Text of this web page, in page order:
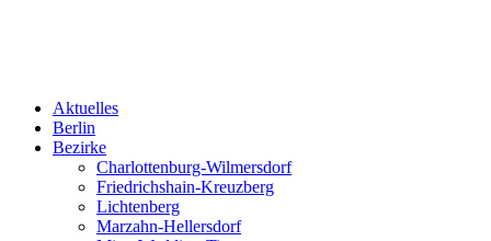
Aktuelles
Berlin
Bezirke
Charlottenburg-Wilmersdorf
Friedrichshain-Kreuzberg
Lichtenberg
Marzahn-Hellersdorf